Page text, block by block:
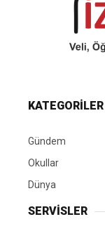
KATEGORİLER
Gündem
Okullar
Dünya
SERVİSLER